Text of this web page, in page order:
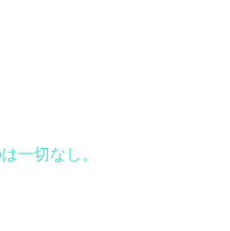
一切なし。